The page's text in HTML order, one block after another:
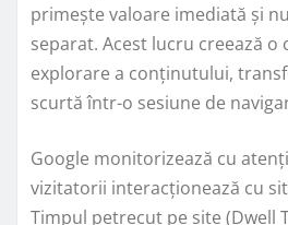
primește valoare imediată și
separat. Acest lucru creează o
explorare a conținutului,
scurtă într-o sesiune de
Google monitorizează cu
vizitatorii interacționează cu
Timpul petrecut pe site (Dwell